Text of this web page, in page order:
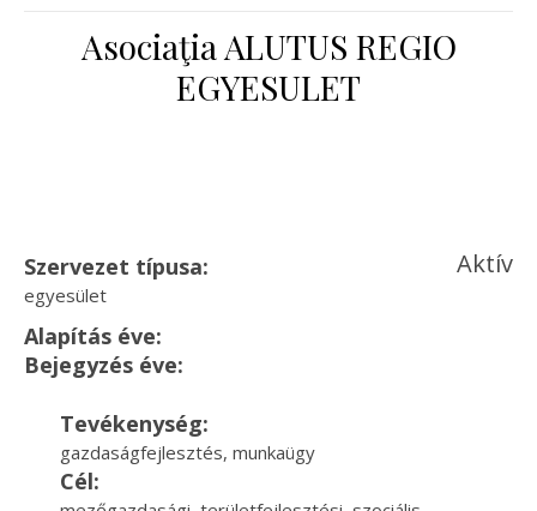
Asociaţia ALUTUS REGIO
EGYESULET
Szervezet típusa:
egyesület
Aktív
Alapítás éve:
Bejegyzés éve:
Tevékenység:
gazdaságfejlesztés, munkaügy
Cél: